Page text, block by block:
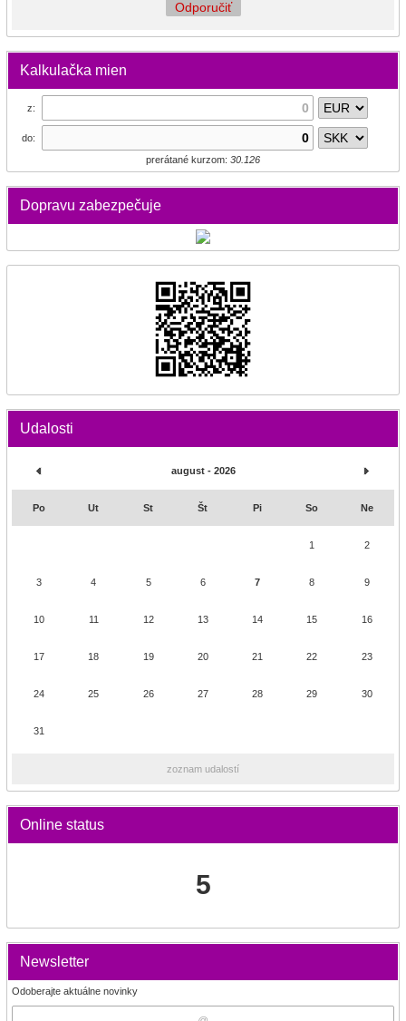
Odporučiť
Kalkulačka mien
z:
do:
prerátané kurzom: 30.126
Dopravu zabezpečuje
Udalosti
august - 2026
Po Ut St Št Pi So Ne
1 2
3 4 5 6 7 8 9
10 11 12 13 14 15 16
17 18 19 20 21 22 23
24 25 26 27 28 29 30
31
zoznam udalostí
Online status
5
Newsletter
Odoberajte aktuálne novinky